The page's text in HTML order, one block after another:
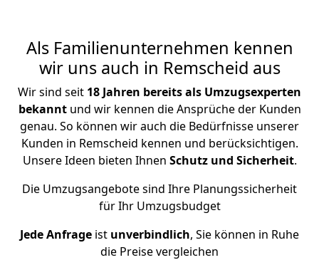
Als Familienunternehmen kennen
wir uns auch in Remscheid aus
Wir sind seit 18 Jahren bereits als Umzugsexperten
bekannt und wir kennen die Ansprüche der Kunden
genau. So können wir auch die Bedürfnisse unserer
Kunden in Remscheid kennen und berücksichtigen.
Unsere Ideen bieten Ihnen Schutz und Sicherheit.
Die Umzugsangebote sind Ihre Planungssicherheit
für Ihr Umzugsbudget
Jede Anfrage ist unverbindlich, Sie können in Ruhe
die Preise vergleichen